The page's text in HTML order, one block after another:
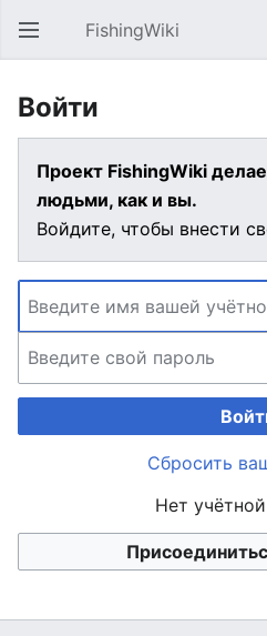
Открыть главное меню FishingWiki
Войти
Проект FishingWiki
людьми, как и вы.
Войдите, чтобы внести
Сбросить
Нет